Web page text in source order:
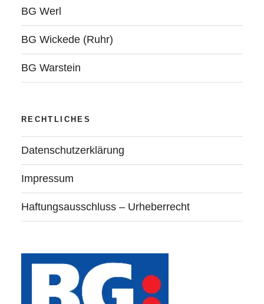
BG Werl
BG Wickede (Ruhr)
BG Warstein
RECHTLICHES
Datenschutzerklärung
Impressum
Haftungsausschluss – Urheberrecht